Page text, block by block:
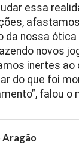
essa
da nossa
novos
inertes
do que foi
falou o
Aragão